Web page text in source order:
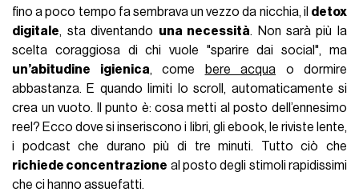
fino a poco tempo fa sembrava un vezzo da nicchia, il detox
digitale, sta diventando una necessità. Non sarà più la
scelta coraggiosa di chi vuole "sparire dai social", ma
un’abitudine igienica, come bere acqua o dormire
abbastanza. E quando limiti lo scroll, automaticamente si
crea un vuoto. Il punto è: cosa metti al posto dell’ennesimo
reel? Ecco dove si inseriscono i libri, gli ebook, le riviste lente,
i podcast che durano più di tre minuti. Tutto ciò che
richiede concentrazione al posto degli stimoli rapidissimi
che ci hanno assuefatti.